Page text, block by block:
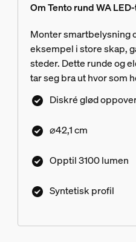
Om Tento rund WA
Monter smartbelysning
eksempel i store skap,
steder. Dette runde og
tar seg bra ut hvor som
Diskré glød
⌀42,1 cm
Opptil 3100 lumen
Syntetisk profil